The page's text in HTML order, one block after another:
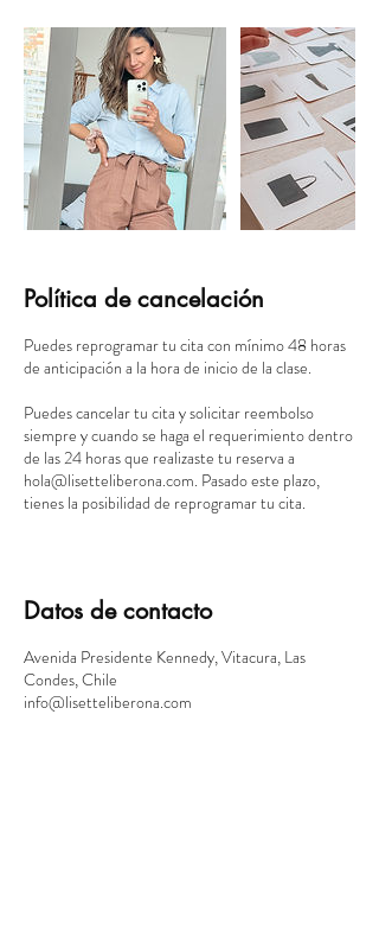
Política de cancelación
Puedes reprogramar tu cita con mínimo 48 horas
de anticipación a la hora de inicio de la clase.
Puedes cancelar tu cita y solicitar reembolso
siempre y cuando se haga el requerimiento dentro
de las 24 horas que realizaste tu reserva a
hola@lisetteliberona.com. Pasado este plazo,
tienes la posibilidad de reprogramar tu cita.
Datos de contacto
Avenida Presidente Kennedy, Vitacura, Las
Condes, Chile
info@lisetteliberona.com